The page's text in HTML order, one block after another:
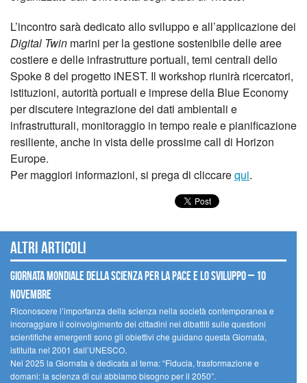
L’incontro sarà dedicato allo sviluppo e all’applicazione dei
Digital Twin marini per la gestione sostenibile delle aree
costiere e delle infrastrutture portuali, temi centrali dello
Spoke 8 del progetto iNEST. Il workshop riunirà ricercatori,
istituzioni, autorità portuali e imprese della Blue Economy
per discutere integrazione dei dati ambientali e
infrastrutturali, monitoraggio in tempo reale e pianificazione
resiliente, anche in vista delle prossime call di Horizon
Europe.
Per maggiori informazioni, si prega di cliccarequi.
Altri articoli
Giornata mondiale della scienza per la pace e lo sviluppo – 10
novembre
Riconoscere l’importanza della scienza nella società contemporanea e
incoraggiare il coinvolgimento dei cittadini nei dibattiti sulle questioni
scientifiche emergenti sono gli obiettivi che guidano questa Giornata,
istituita nel 2001 dall’UNESCO.
Nel 2025 la Giornata è dedicata al tema: “Fiducia, trasformazione e
domani: la scienza di cui abbiamo bisogno per il 2050”.